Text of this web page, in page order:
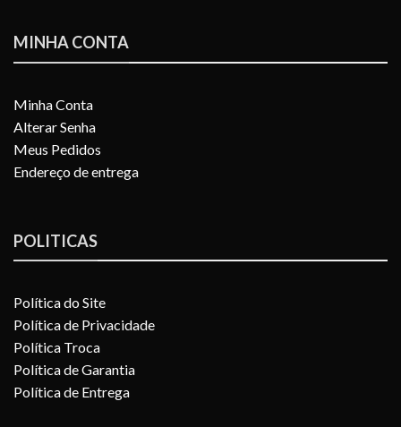
MINHA CONTA
Minha Conta
Alterar Senha
Meus Pedidos
Endereço de entrega
POLITICAS
Política do Site
Política de Privacidade
Política Troca
Política de Garantia
Política de Entrega